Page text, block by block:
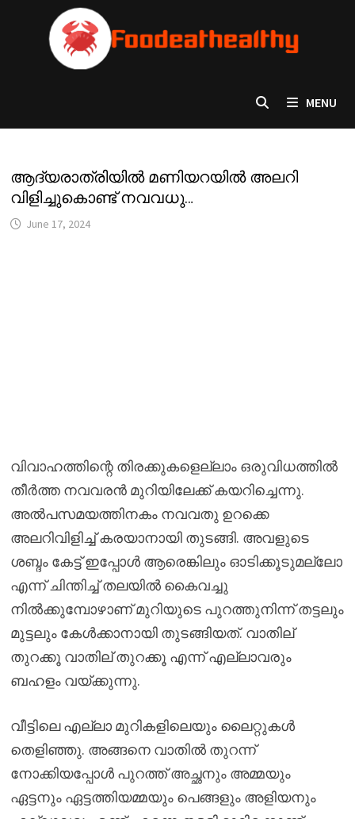
MENU
ആദ്യരാത്രിയിൽ മണിയറയിൽ അലറി
വിളിച്ചുകൊണ്ട് നവവധു…
June 17, 2024
വിവാഹത്തിന്റെ തിരക്കുകളെല്ലാം ഒരുവിധത്തിൽ
തീർത്ത നവവരൻ മുറിയിലേക്ക് കയറിച്ചെന്നു.
അൽപസമയത്തിനകം നവവതു ഉറക്കെ
അലറിവിളിച്ച് കരയാനായി തുടങ്ങി. അവളുടെ
ശബ്ദം കേട്ട് ഇപ്പോൾ ആരെങ്കിലും ഓടിക്കൂടുമല്ലോ
എന്ന് ചിന്തിച്ച് തലയിൽ കൈവച്ചു
നിൽക്കുമ്പോഴാണ് മുറിയുടെ പുറത്തുനിന്ന് തട്ടലും
മുട്ടലും കേൾക്കാനായി തുടങ്ങിയത്. വാതില്
തുറക്കൂ വാതില് തുറക്കൂ എന്ന് എല്ലാവരും
ബഹളം വയ്ക്കുന്നു.
വീട്ടിലെ എല്ലാ മുറികളിലെയും ലൈറ്റുകൾ
തെളിഞ്ഞു. അങ്ങനെ വാതിൽ തുറന്ന്
നോക്കിയപ്പോൾ പുറത്ത് അച്ഛനും അമ്മയും
ഏട്ടനും ഏട്ടത്തിയമ്മയും പെങ്ങളും അളിയനും